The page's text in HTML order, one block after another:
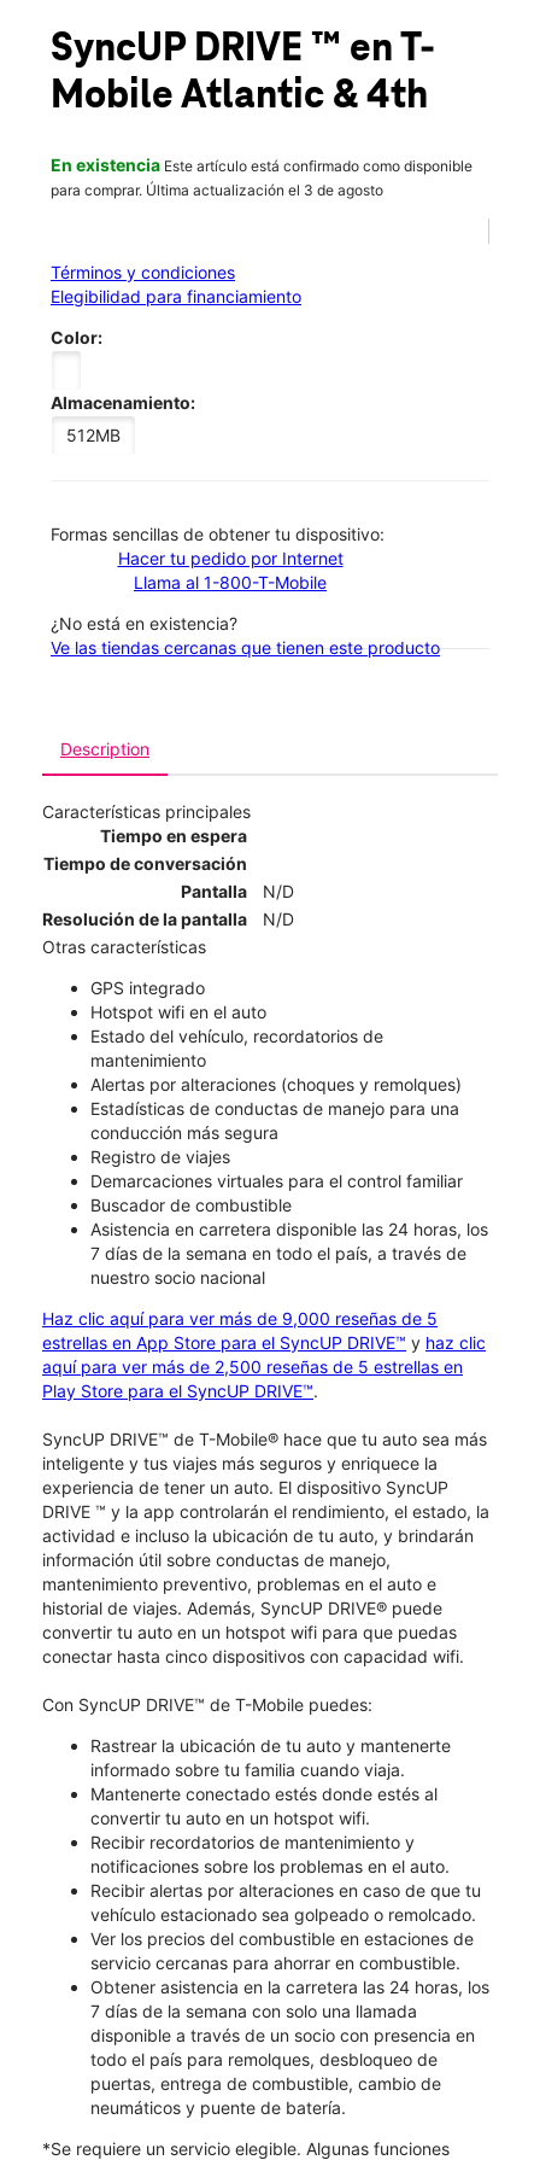
location_on
563 Atlantic Ave Brooklyn, NY 11217
SyncUP DRIVE ™ en T-
MobileAtlantic & 4th
En existencia Este artículo está confirmado como disponible
para comprar. Última actualización el 3 de agosto
Términos y condiciones
Elegibilidad para financiamiento
Color:
Almacenamiento:
512MB
​​​​​​​Formas sencillas de obtener tu dispositivo:
Hacer tu pedido por Internet
Llama al 1-800-T-Mobile
¿No está en existencia?
Ve las tiendas cercanas que tienen este producto
Description
Características principales
Tiempo en espera
Tiempo de conversación
Pantalla
N/D
Resolución de la pantalla
N/D
Otras características
GPS integrado
Hotspot wifi en el auto
Estado del vehículo, recordatorios de
mantenimiento
Alertas por alteraciones (choques y remolques)
Estadísticas de conductas de manejo para una
conducción más segura
Registro de viajes
Demarcaciones virtuales para el control familiar
Buscador de combustible
Asistencia en carretera disponible las 24 horas, los
7 días de la semana en todo el país, a través de
nuestro socio nacional
Haz clic aquí para ver más de 9,000 reseñas de 5
estrellas en App Store para el SyncUP DRIVE™ y haz clic
aquí para ver más de 2,500 reseñas de 5 estrellas en
Play Store para el SyncUP DRIVE™.
SyncUP DRIVE™ de T-Mobile® hace que tu auto sea más
inteligente y tus viajes más seguros y enriquece la
experiencia de tener un auto. El dispositivo SyncUP
DRIVE ™ y la app controlarán el rendimiento, el estado, la
actividad e incluso la ubicación de tu auto, y brindarán
información útil sobre conductas de manejo,
mantenimiento preventivo, problemas en el auto e
historial de viajes. Además, SyncUP DRIVE® puede
convertir tu auto en un hotspot wifi para que puedas
conectar hasta cinco dispositivos con capacidad wifi.
Con SyncUP DRIVE™ de T-Mobile puedes:
Rastrear la ubicación de tu auto y mantenerte
informado sobre tu familia cuando viaja.
Mantenerte conectado estés donde estés al
convertir tu auto en un hotspot wifi.
Recibir recordatorios de mantenimiento y
notificaciones sobre los problemas en el auto.
Recibir alertas por alteraciones en caso de que tu
vehículo estacionado sea golpeado o remolcado.
Ver los precios del combustible en estaciones de
servicio cercanas para ahorrar en combustible.
Obtener asistencia en la carretera las 24 horas, los
7 días de la semana con solo una llamada
disponible a través de un socio con presencia en
todo el país para remolques, desbloqueo de
puertas, entrega de combustible, cambio de
neumáticos y puente de batería.
*Se requiere un servicio elegible. Algunas funciones